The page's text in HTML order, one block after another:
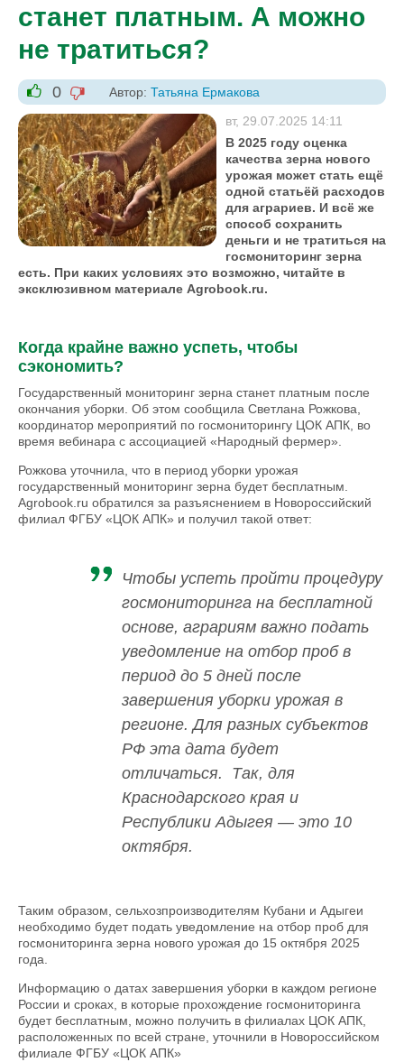
станет платным. А можно
не тратиться?
+1
0
-1
Автор: Татьяна Ермакова
вт, 29.07.2025 14:11
В 2025 году оценка
качества зерна нового
урожая может стать ещё
одной статьёй расходов
для аграриев. И всё же
способ сохранить
деньги и не тратиться на
госмониторинг зерна
есть. При каких условиях это возможно, читайте в
эксклюзивном материале Agrobook.ru.
Когда крайне важно успеть, чтобы
сэкономить?
Государственный мониторинг зерна станет платным после
окончания уборки. Об этом сообщила Светлана Рожкова,
координатор мероприятий по госмониторингу ЦОК АПК, во
время вебинара с ассоциацией «Народный фермер».
Рожкова уточнила, что в период уборки урожая
государственный мониторинг зерна будет бесплатным.
Agrobook.ru обратился за разъяснением в Новороссийский
филиал ФГБУ «ЦОК АПК» и получил такой ответ:
Чтобы успеть пройти процедуру
госмониторинга на бесплатной
основе, аграриям важно подать
уведомление на отбор проб в
период до 5 дней после
завершения уборки урожая в
регионе. Для разных субъектов
РФ эта дата будет
отличаться. Так, для
Краснодарского края и
Республики Адыгея — это 10
октября.
Таким образом, сельхозпроизводителям Кубани и Адыгеи
необходимо будет подать уведомление на отбор проб для
госмониторинга зерна нового урожая до 15 октября 2025
года.
Информацию о датах завершения уборки в каждом регионе
России и сроках, в которые прохождение госмониторинга
будет бесплатным, можно получить в филиалах ЦОК АПК,
расположенных по всей стране, уточнили в Новороссийском
филиале ФГБУ «ЦОК АПК»